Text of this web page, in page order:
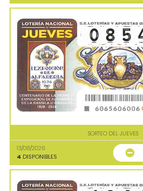
SORTEO DEL JUEVES
13/08/2026
4 DISPONIBLES